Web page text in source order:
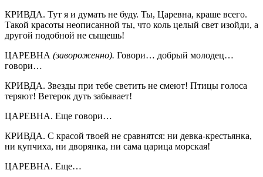
КРИВДА. Тут я и думать не буду. Ты, Царевна, краше всего.
Такой красоты неописанной ты, что коль целый свет изойди, а
другой подобной не сыщешь!
ЦАРЕВНА (завороженно). Говори… добрый молодец…
говори…
КРИВДА. Звезды при тебе светить не смеют! Птицы голоса
теряют! Ветерок дуть забывает!
ЦАРЕВНА. Еще говори…
КРИВДА. С красой твоей не сравнятся: ни девка-крестьянка,
ни купчиха, ни дворянка, ни сама царица морская!
ЦАРЕВНА. Еще…